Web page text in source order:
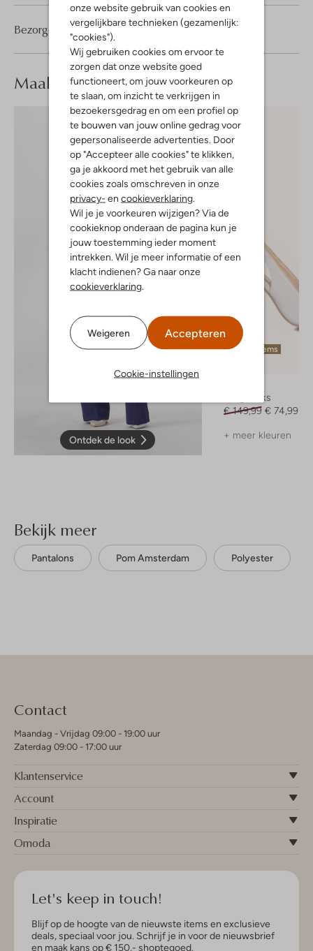
onze website gebruik van cookies en
vergelijkbare technieken (gezamenlijk:
"cookies").
Wij gebruiken cookies om ervoor te
zorgen dat onze website goed
functioneert, om jouw voorkeuren op
te slaan, om inzicht te verkrijgen in
bezoekersgedrag en om een profiel op
te bouwen van jouw online gedrag voor
gepersonaliseerde advertenties. Door
op "Accepteer alle cookies" te klikken,
ga je akkoord met het gebruik van alle
cookies zoals omschreven in onze
privacy- en cookieverklaring.
Wil je je voorkeuren wijzigen? Via de
cookieknop onderaan de pagina kun je
jouw toestemming ieder moment
intrekken. Wil je meer informatie of een
klacht indienen? Ga naar onze
cookieverklaring.
Weigeren Accepteren
Cookie-instellingen
Bezorgen & retourneren
Maak jelook compleet
Ontdek de look
Laatste items
Slingbacks
€ 149,99 € 74,99
+ meer kleuren
Bekijk meer
Pantalons Pom Amsterdam Polyester
Contact
Maandag - Vrijdag 09:00 - 19:00 uur
Zaterdag 09:00 - 17:00 uur
Klantenservice
Account
Inspiratie
Omoda
Let's keep in touch!
Blijf op de hoogte van de nieuwste items en exclusieve
deals, speciaal voor jou. Schrijf je in voor de nieuwsbrief
en maak kans op € 150,- shoptegoed.